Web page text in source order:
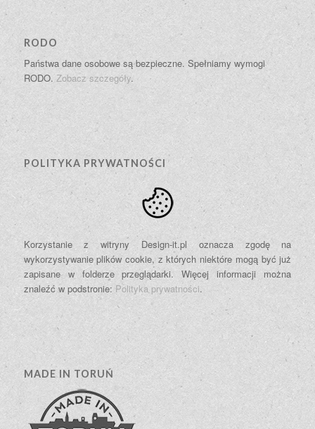
RODO
Państwa dane osobowe są bezpieczne. Spełniamy wymogi
RODO. Zobacz szczegóły.
POLITYKA PRYWATNOŚCI
Korzystanie z witryny Design-it.pl oznacza zgodę na
wykorzystywanie plików cookie, z których niektóre mogą być już
zapisane w folderze przeglądarki. Więcej informacji można
znaleźć w podstronie:Polityka prywatności.
MADE IN TORUŃ